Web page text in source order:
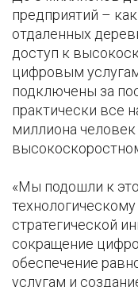
предприятий –
отдаленных
доступ к
цифровым
подключены за
практически все
миллиона
«Мы подошли к
стратегической
сокращение
обеспечение
услугам и